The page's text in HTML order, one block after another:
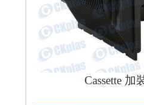
Cassette 加